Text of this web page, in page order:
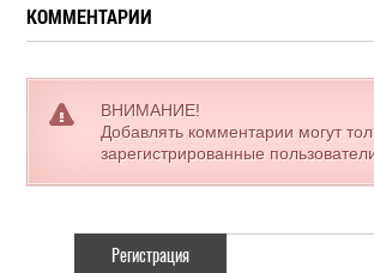
КОММЕНТАРИИ
ВНИМАНИЕ!
Добавлять комментарии могут
зарегистрированные
Регистрация